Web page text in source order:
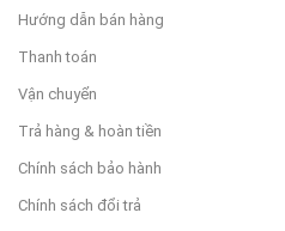
Hướng dẫn bán hàng
Thanh toán
Vận chuyển
Trả hàng & hoàn tiền
Chính sách bảo hành
Chính sách đổi trả